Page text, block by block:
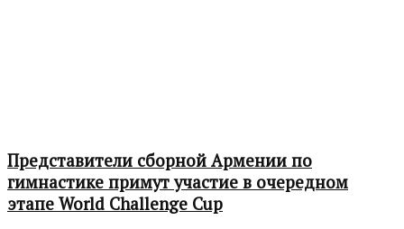
Представители сборной Армении по
гимнастике примут участие в очередном
этапе World Challenge Cup